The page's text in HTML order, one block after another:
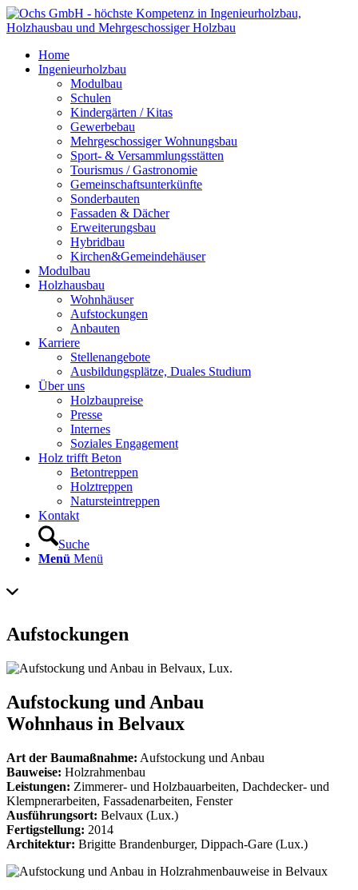
Home
Ingenieurholzbau
Modulbau
Schulen
Kindergärten / Kitas
Gewerbebau
Mehrgeschossiger Wohnungsbau
Sport- & Versammlungsstätten
Tourismus / Gastronomie
Gemeinschaftsunterkünfte
Sonderbauten
Fassaden & Dächer
Erweiterungsbau
Hybridbau
Kirchen&Gemeindehäuser
Modulbau
Holzhausbau
Wohnhäuser
Aufstockungen
Anbauten
Karriere
Stellenangebote
Ausbildungsplätze, Duales Studium
Über uns
Holzbaupreise
Presse
Internes
Soziales Engagement
Holz trifft Beton
Betontreppen
Holztreppen
Natursteintreppen
Kontakt
Suche
Menü Menü
Aufstockungen
Aufstockung und Anbau
Wohnhaus in Belvaux
Art der Baumaßnahme: Aufstockung und Anbau
Bauweise: Holzrahmenbau
Leistungen: Zimmerer- und Holzbauarbeiten, Dachdecker- und
Klempnerarbeiten, Fassadenarbeiten, Fenster
Ausführungsort: Belvaux (Lux.)
Fertigstellung: 2014
Architektur: Brigitte Brandenburger, Dippach-Gare (Lux.)